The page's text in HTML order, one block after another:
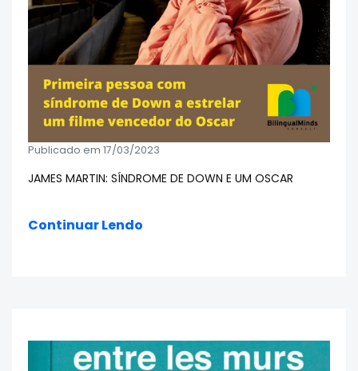
Publicado em 17/03/2023
JAMES MARTIN: SÍNDROME DE DOWN E UM OSCAR
Continuar Lendo